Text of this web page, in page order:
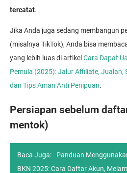
tercatat.
Jika Anda juga sedang membangun
(misalnya TikTok), Anda bisa
yang lebih luas di artikel Cara Dapat
Pemula (2025): Jalur Affiliate, Jualan,
dan Tips Aman Anti Penipuan.
Persiapan sebelum
mentok)
Baca Juga:
Panduan
BKN 2025: Cara Daftar Akun,